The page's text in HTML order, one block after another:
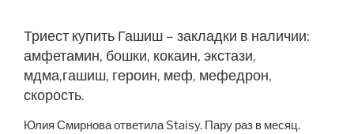
Триест купить Гашиш – закладки в наличии:
амфетамин, бошки, кокаин, экстази,
мдма,гашиш, героин, меф, мефедрон,
скорость.
Юлия Смирнова ответила Staisy. Пару раз в месяц.